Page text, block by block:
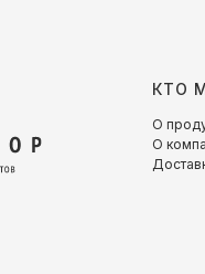
КТО
О
О